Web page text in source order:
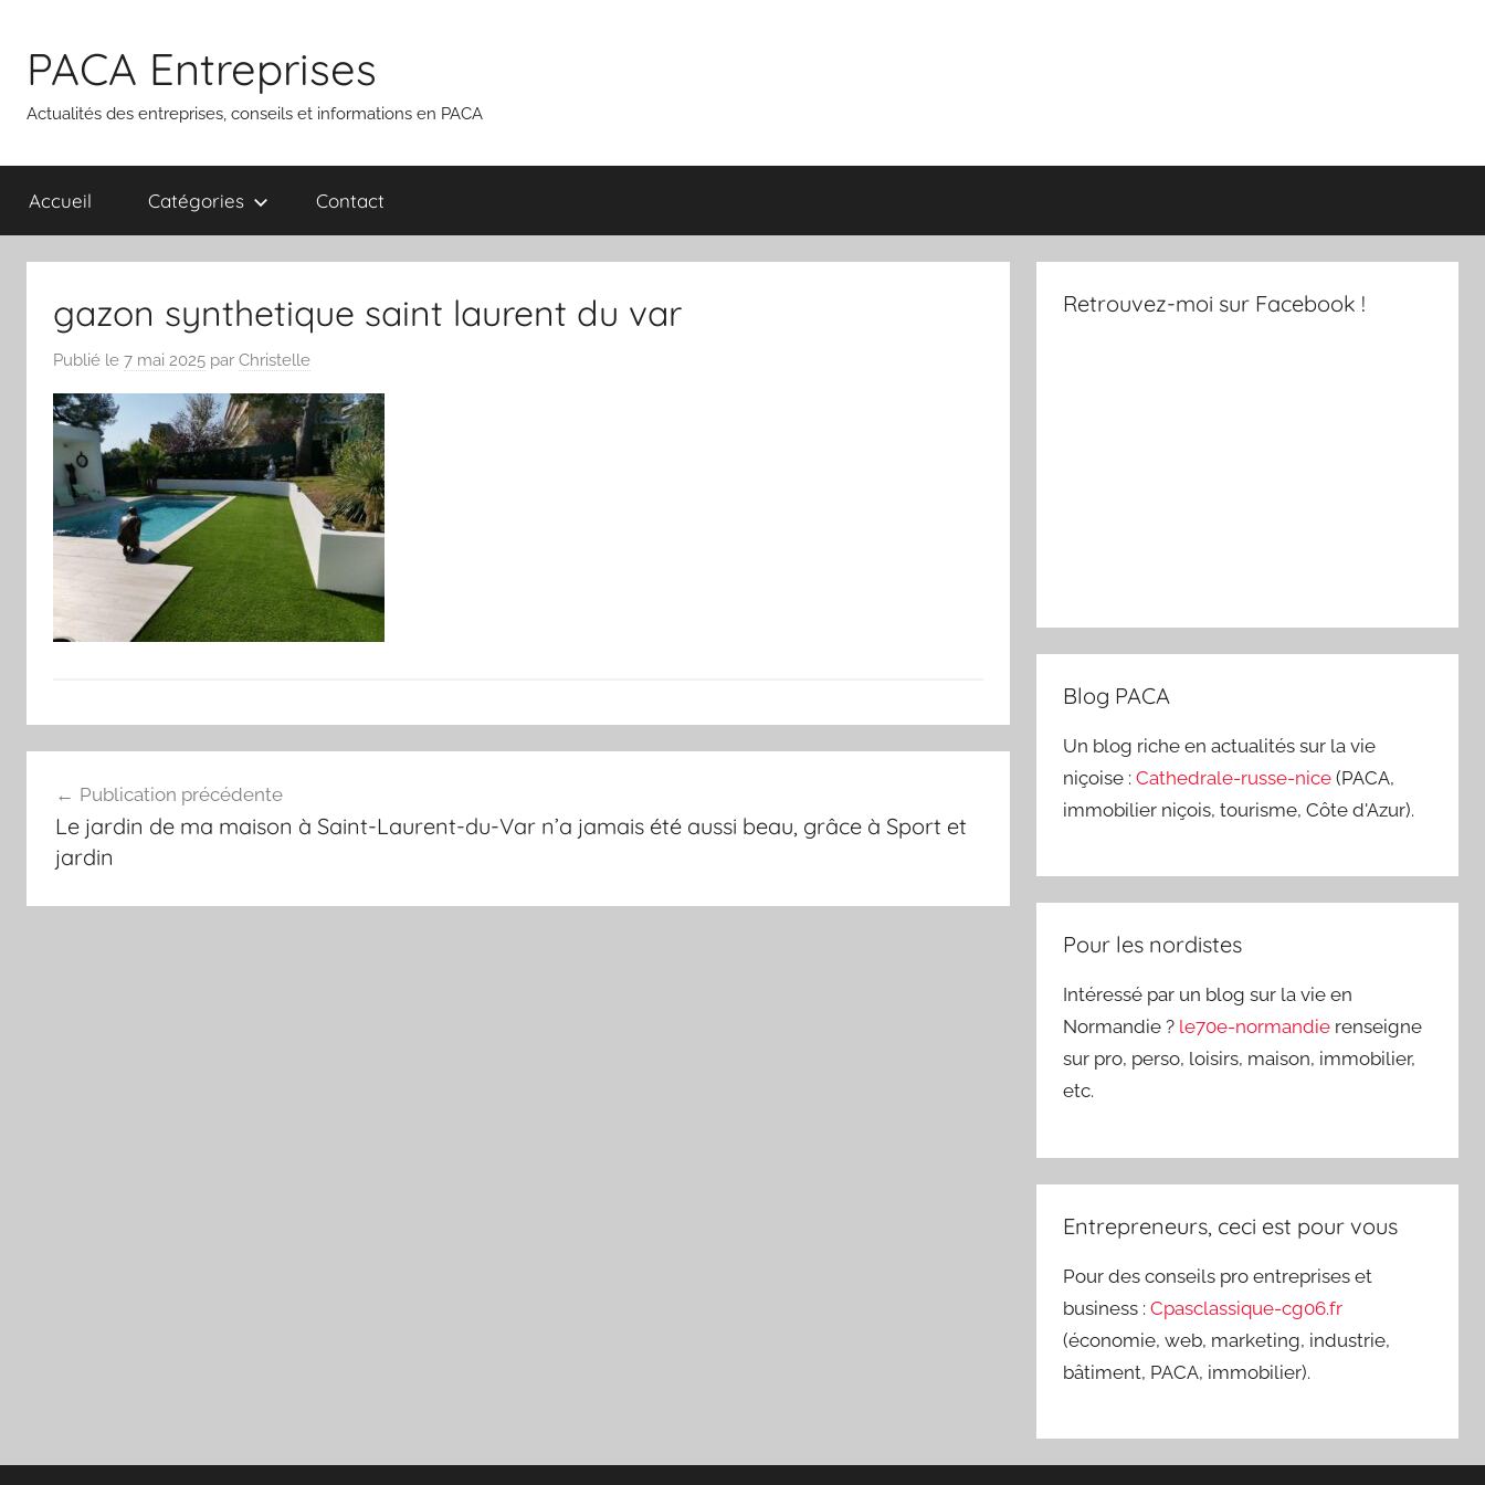
contenu
PACA Entreprises
Actualités des entreprises, conseils et informations en PACA
Accueil Catégories Contact
gazon synthetique saint laurent du var
Publié le 7 mai 2025 par Christelle
de
l’article
Publication précédente
Le jardin de ma maison à Saint-Laurent-du-Var n’a jamais été aussi beau, grâce à Sport et
jardin
Retrouvez-moi sur Facebook !
Blog PACA
Un blog riche en actualités sur la vie
niçoise :Cathedrale-russe-nice(PACA,
immobilier niçois, tourisme, Côte d'Azur).
Pour les nordistes
Intéressé par un blog sur la vie en
Normandie ? le70e-normandie renseigne
sur pro, perso, loisirs, maison, immobilier,
etc.
Entrepreneurs, ceci est pour vous
Pour des conseils pro entreprises et
business :Cpasclassique-cg06.fr
(économie, web, marketing, industrie,
bâtiment, PACA, immobilier).